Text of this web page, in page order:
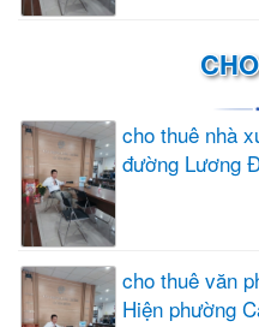
cho thuê nhà
đường Lương
cho thuê văn
Hiện phường